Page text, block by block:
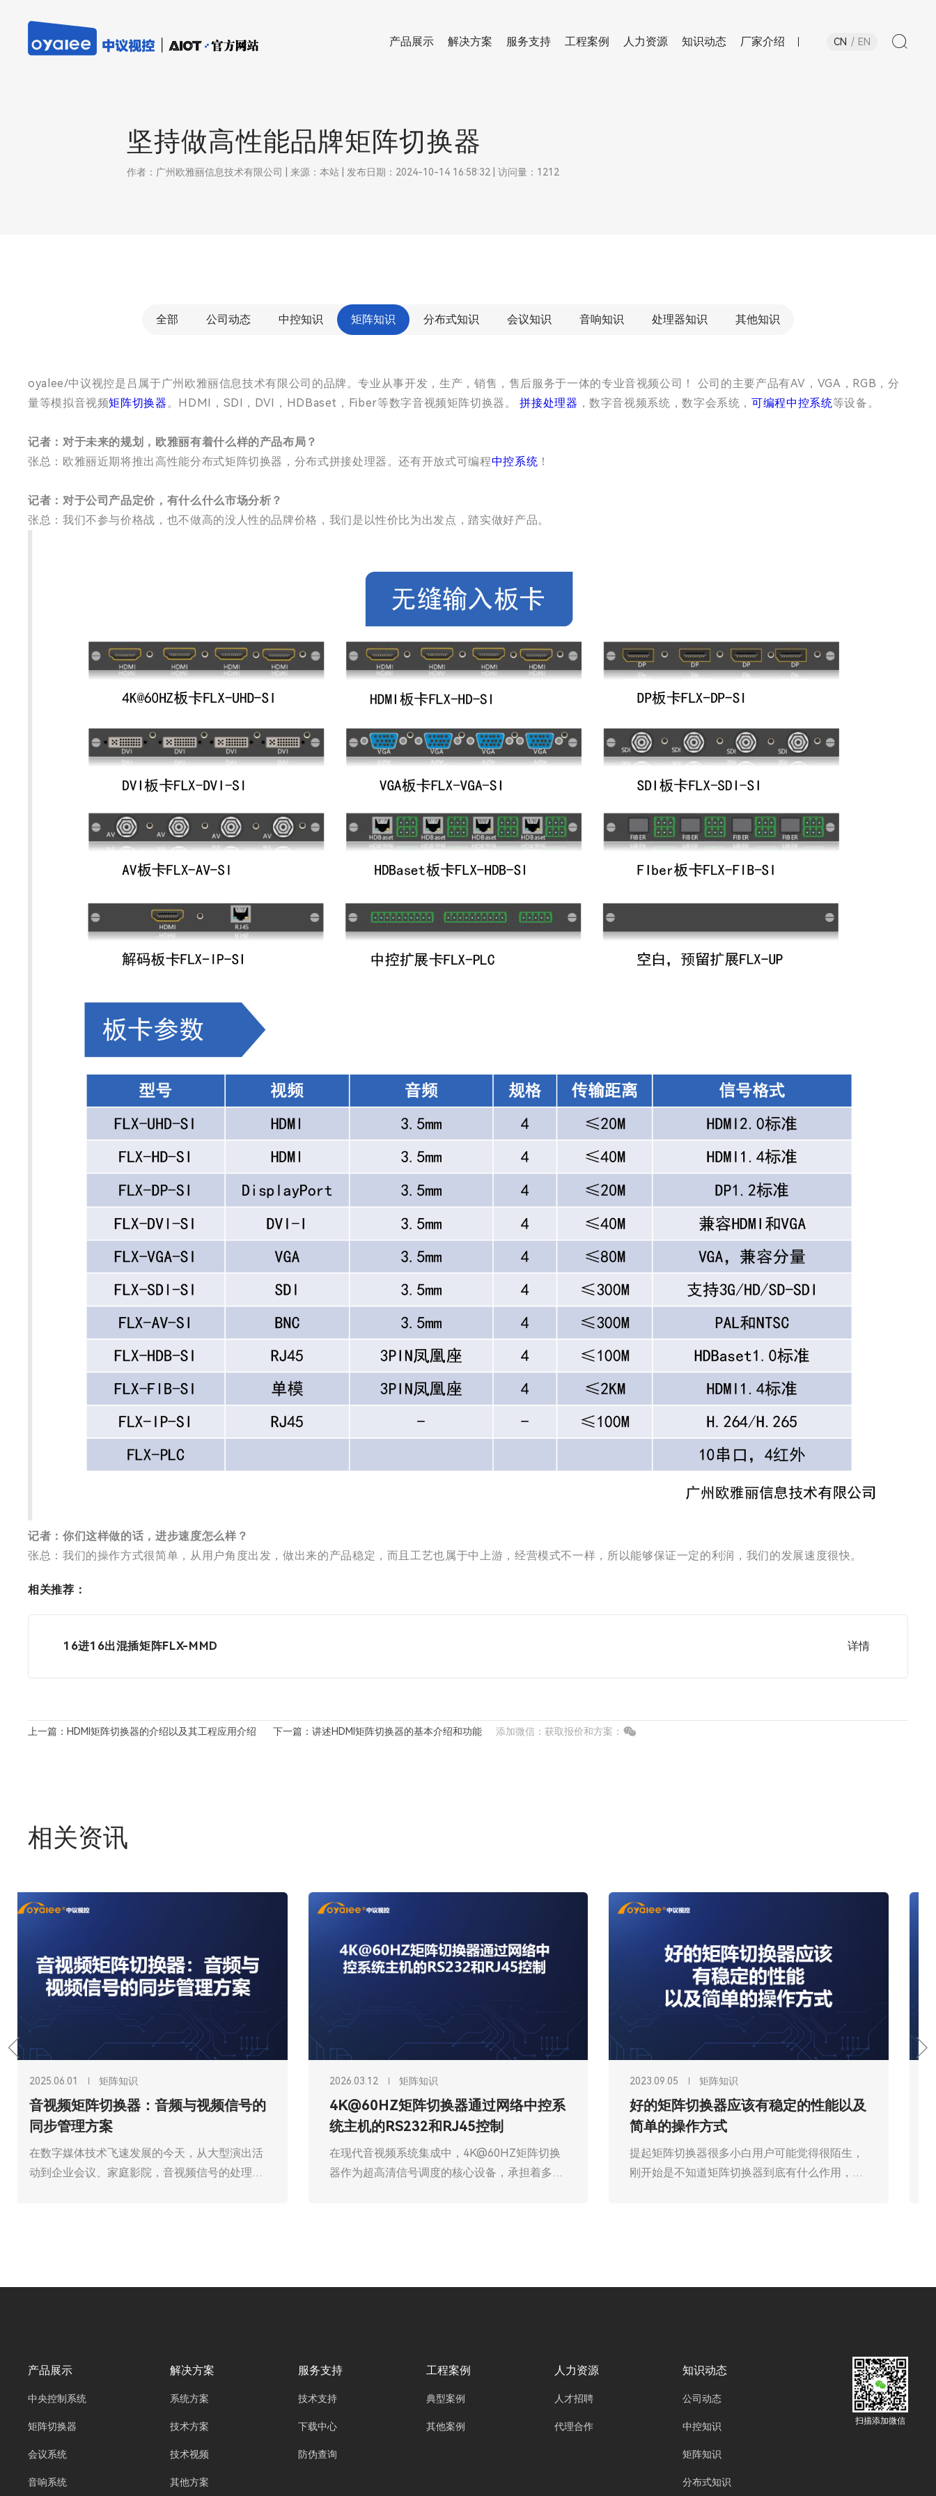
产品展示 解决方案 服务支持 工程案例 人力资源 知识动态 厂家介绍 CN EN
坚持做高性能品牌矩阵切换器
作者：广州欧雅丽信息技术有限公司 | 来源：本站 | 发布日期：2024-10-14 16:58:32 | 访问量：1212
全部 公司动态 中控知识 矩阵知识 分布式知识 会议知识 音响知识 处理器知识 其他知识
oyalee/中议视控是吕属于广州欧雅丽信息技术有限公司的品牌。专业从事开发，生产，销售，售后服务于一体的专业音视频公司！ 公司的主要产品有AV，VGA，RGB，分
量等模拟音视频矩阵切换器。HDMI，SDI，DVI，HDBaset，Fiber等数字音视频矩阵切换器。拼接处理器 ，数字音视频系统，数字会系统，可编程中控系统等设备。
记者：对于未来的规划，欧雅丽有着什么样的产品布局？
张总：欧雅丽近期将推出高性能分布式矩阵切换器，分布式拼接处理器。还有开放式可编程中控系统 ！
记者：对于公司产品定价，有什么什么市场分析？
张总：我们不参与价格战，也不做高的没人性的品牌价格，我们是以性价比为出发点，踏实做好产品。
记者：你们这样做的话，进步速度怎么样？
张总：我们的操作方式很简单，从用户角度出发，做出来的产品稳定，而且工艺也属于中上游，经营模式不一样，所以能够保证一定的利润，我们的发展速度很快。
相关推荐：
16进16出混插矩阵FLX-MMD
上一篇：HDMI矩阵切换器的介绍以及其工程应用介绍 下一篇：讲述HDMI矩阵切换器的基本介绍和功能 添加微信：获取报价和方案：
相关资讯
2026.03.12 矩阵知识
4K@60HZ矩阵切换器通过网络中控系
统主机的RS232和RJ45控制
在现代音视频系统集成中，4K@60HZ矩阵切换
器作为超高清信号调度的核心设备，承担着多路
集中管控，打破设备独立运行的壁垒，兼顾控制
2023.09.05 矩阵知识
好的矩阵切换器应该有稳定的性能以及
简单的操作方式
提起矩阵切换器很多小白用户可能觉得很陌生，
刚开始是不知道矩阵切换器到底有什么作用，还
地方？矩阵切
2023.09.05 矩阵知识
中议视控的矩阵切换器支持手机平板
app直接控制
矩阵切换器我们常用中控系统或者是电脑软件来
控制，其中通过中控系统来控制的本意也是通过
产品展示
中央控制系统
矩阵切换器
会议系统
音响系统
解决方案
系统方案
技术方案
技术视频
其他方案
服务支持
技术支持
下载中心
防伪查询
工程案例
典型案例
其他案例
人力资源
人才招聘
代理合作
知识动态
公司动态
中控知识
矩阵知识
分布式知识
扫描添加微信